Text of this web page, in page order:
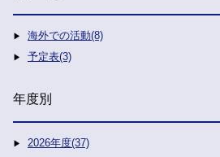
海外での活動(8)
予定表(3)
年度別
2026年度(37)